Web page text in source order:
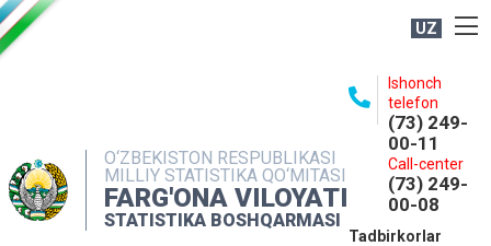
UZ
O‘ZBEKISTON RESPUBLIKASI
MILLIY STATISTIKA QO‘MITASI
FARG'ONA VILOYATI
STATISTIKA BOSHQARMASI
Ishonch
telefon
(73) 249-
00-11
Call-center
(73) 249-
00-08
Tadbirkorlar
NASHRLAR
INTERAKTIV XIZMATLAR
MATBUOT XIZMATI